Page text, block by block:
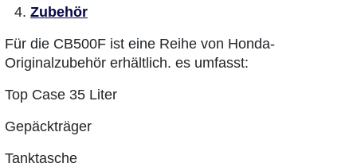
Zubehör
Für die CB500F ist eine Reihe von Honda-
Originalzubehör erhältlich. es umfasst:
Top Case 35 Liter
Gepäckträger
Tanktasche